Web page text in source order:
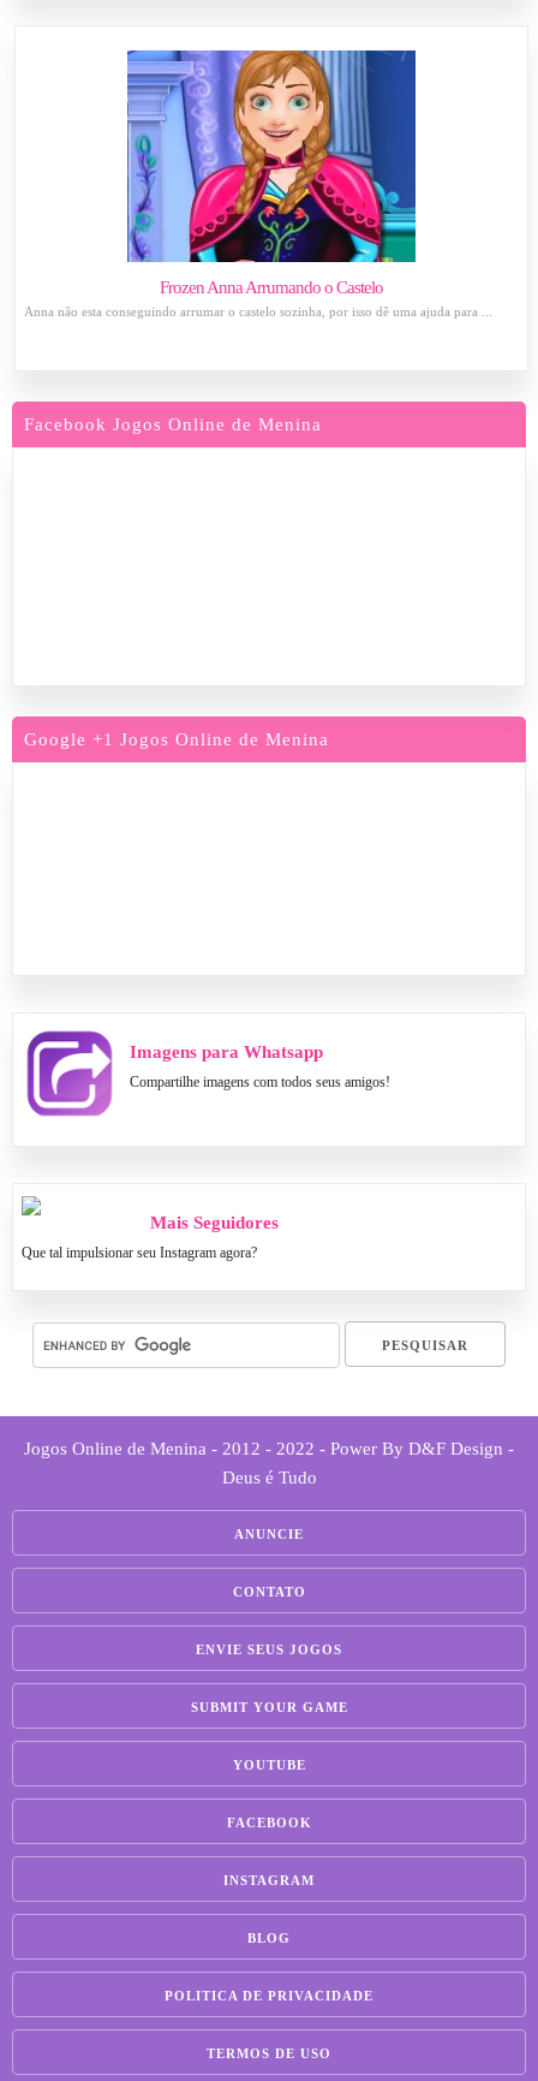
Frozen Anna Arrumando o Castelo
Anna não esta conseguindo arrumar o castelo sozinha, por isso dê uma ajuda para ...
Facebook Jogos Online de Menina
Google +1 Jogos Online de Menina
Imagens para Whatsapp
Compartilhe imagens com todos seus amigos!
Mais Seguidores
Que tal impulsionar seu Instagram agora?
Jogos Online de Menina - 2012 - 2022 - Power By D&F Design -
Deus é Tudo
ANUNCIE
CONTATO
ENVIE SEUS JOGOS
SUBMIT YOUR GAME
YOUTUBE
FACEBOOK
INSTAGRAM
BLOG
POLITICA DE PRIVACIDADE
TERMOS DE USO